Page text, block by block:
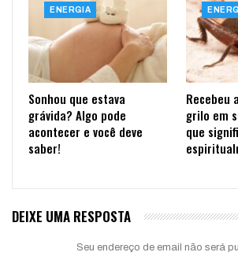
ENERGIA
Sonhou que estava
grávida? Algo pode
acontecer e você deve
saber!
Recebeu
grilo em
que
DEIXE UMA RESPOSTA
Seu endereço de email não será